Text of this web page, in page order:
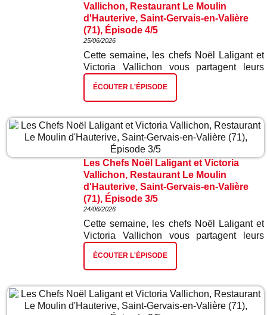
Vallichon, Restaurant Le Moulin
d'Hauterive, Saint-Gervais-en-Valière
(71), Épisode 4/5
25/06/2026
Cette semaine, les chefs Noël Laligant et
Victoria Vallichon vous partagent leurs
meilleures recettes. Dans ce quatrième
épisode : poitrine de porc confite.
ÉCOUTER L'ÉPISODE
Les Chefs Noël Laligant et Victoria
Vallichon, Restaurant Le Moulin
d'Hauterive, Saint-Gervais-en-Valière
(71), Épisode 3/5
24/06/2026
Cette semaine, les chefs Noël Laligant et
Victoria Vallichon vous partagent leurs
meilleures recettes. Dans ce troisième
épisode : la pochouse.
ÉCOUTER L'ÉPISODE